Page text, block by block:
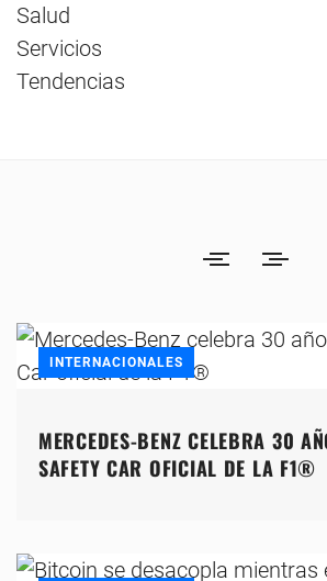
Salud
Servicios
Tendencias
INTERNACIONALES
MERCEDES-BENZ CELEBRA 30
SAFETY CAR OFICIAL DE LA F1®